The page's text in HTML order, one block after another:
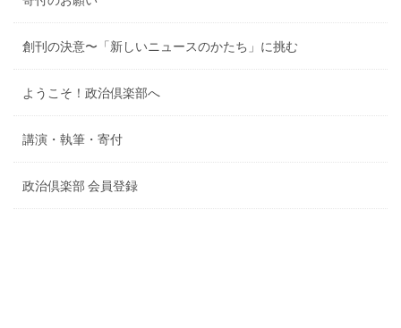
創刊の決意〜「新しいニュースのかたち」に挑む
ようこそ！政治倶楽部へ
講演・執筆・寄付
政治倶楽部 会員登録